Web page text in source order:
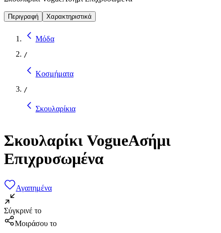
Περιγραφή Χαρακτηριστικά
Μόδα
/
Κοσμήματα
/
Σκουλαρίκια
Σκουλαρίκι VogueΑσήμι
Επιχρυσωμένα
Αγαπημένα
Σύγκρινέ το
Μοιράσου το